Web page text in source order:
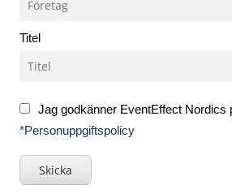
Titel
Jag godkänner EventEffect Nordics
*Personuppgiftspolicy
Skicka